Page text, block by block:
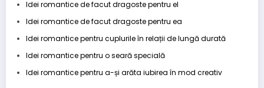
Idei romantice de facut dragoste pentru el
Idei romantice de facut dragoste pentru ea
Idei romantice pentru cuplurile în relații de lungă durată
Idei romantice pentru o seară specială
Idei romantice pentru a-și arăta iubirea în mod creativ